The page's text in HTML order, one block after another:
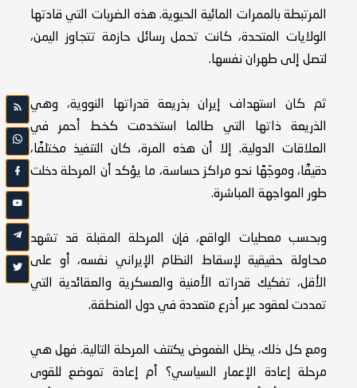
المرتبطة بالممرات المائية الحيوية. هذه الضربات التي قادتها
الولايات المتحدة، كانت تحمل رسائل حازمة تتجاوز اليمن،
لتصل إلى طهران نفسها.
ثم كان استهداف إيران بذريعة قدراتها النووية، وهي
الذريعة ذاتها التي طالما استخدمت كخط أحمر في
العلاقات الدولية. إلا أن هذه المرة، كان التنفيذ مختلفًا،
دقيقًا، وموجّهًا نحو مراكز حساسة، ما يؤكد أن المرحلة دخلت
طور المواجهة المباشرة.
وبحسب معطيات الواقع، فإن المرحلة المقبلة قد تشهد
محاولة حقيقية لإسقاط النظام الإيراني نفسه، أو على
الأقل، تفكيك قدراته الأمنية والعسكرية والعقائدية التي
تمددت لعقود عبر أذرع متعددة في دول المنطقة.
ومع كل ذلك، يظل الغموض يكتنف المرحلة التالية. فهل هي
مرحلة إعادة الإعمار السياسي؟ أم إعادة تموضع للقوى